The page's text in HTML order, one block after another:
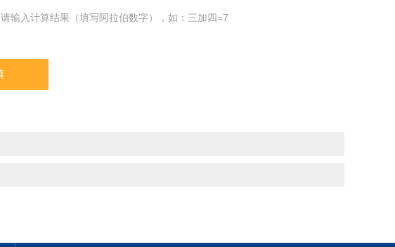
请输入计算结果（填写阿拉伯数字），如：三加四=7